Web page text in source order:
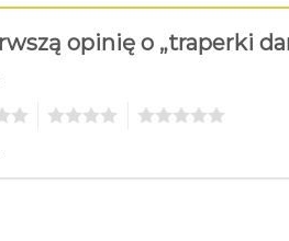
opinię o „traperki